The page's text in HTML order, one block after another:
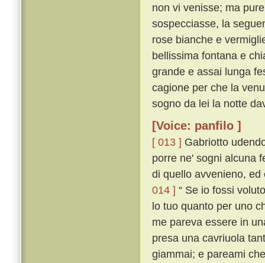
non vi venisse; ma
sospecciasse, la
rose bianche e
bellissima fontana e
grande e assai lunga
cagione per che la
sogno da lei la notte
[Voice: panfilo ]
[ 013 ] Gabriotto
porre ne' sogni alcuna
di quello avvenieno,
014 ] “ Se io fossi
lo tuo quanto per uno
me pareva essere in
presa una cavriuola
giammai; e pareami